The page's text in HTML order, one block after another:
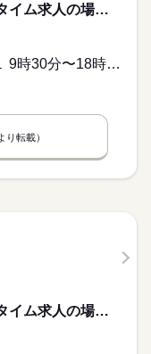
220,000円〜250,000円 ※フルタイム求人の場合は月額（換算額）、パート求人の場合は時間額を表示しています。
交替制（シフト制） 就業時間１ 9時30分〜18時30分 就業時間２ 10時00分〜19時00分 就業時間３ 11時00分〜20時00分
り転載）
227,461円〜227,461円 ※フルタイム求人の場合は月額（換算額）、パート求人の場合は時間額を表示しています。